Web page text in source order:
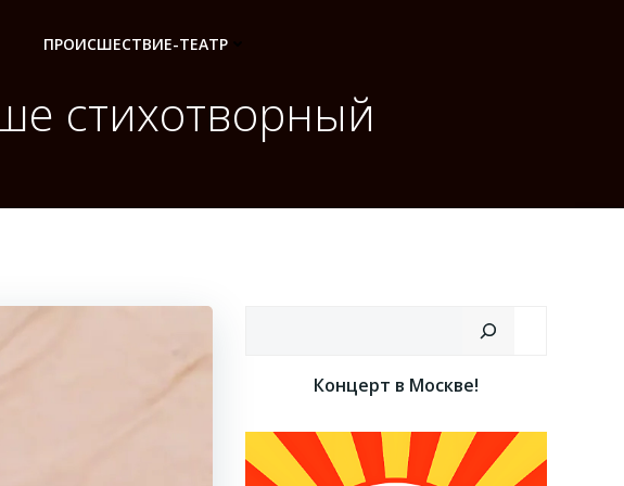
ПРОИСШЕСТВИЕ-ТЕАТР
стихотворный
Концерт в Москве!